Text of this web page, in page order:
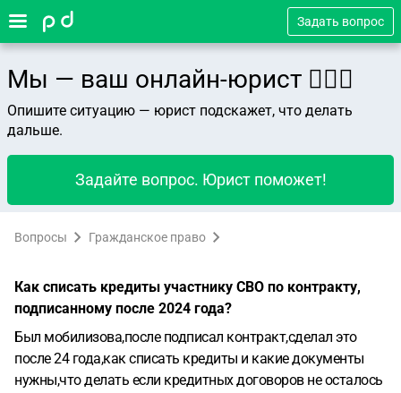
Задать вопрос
Мы — ваш онлайн-юрист 👨🏻‍⚖️
Опишите ситуацию — юрист подскажет, что делать
дальше.
Задайте вопрос. Юрист поможет!
Вопросы Гражданское право
Как списать кредиты участнику СВО по контракту,
подписанному после 2024 года?
Был мобилизова,после подписал контракт,сделал это
после 24 года,как списать кредиты и какие документы
нужны,что делать если кредитных договоров не осталось